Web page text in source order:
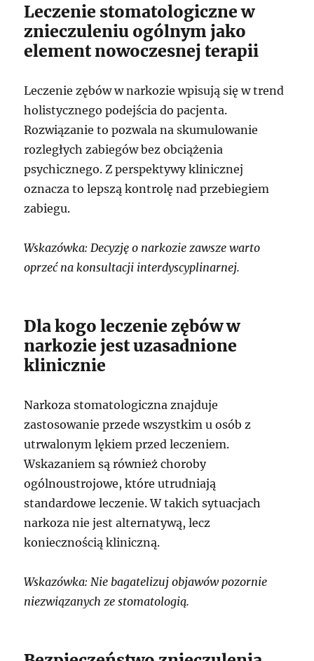
Leczenie stomatologiczne w
znieczuleniu ogólnym jako
element nowoczesnej terapii
Leczenie zębów w narkozie wpisują się w trend
holistycznego podejścia do pacjenta.
Rozwiązanie to pozwala na skumulowanie
rozległych zabiegów bez obciążenia
psychicznego. Z perspektywy klinicznej
oznacza to lepszą kontrolę nad przebiegiem
zabiegu.
Wskazówka: Decyzję o narkozie zawsze warto
oprzeć na konsultacji interdyscyplinarnej.
Dla kogo leczenie zębów w
narkozie jest uzasadnione
klinicznie
Narkoza stomatologiczna znajduje
zastosowanie przede wszystkim u osób z
utrwalonym lękiem przed leczeniem.
Wskazaniem są również choroby
ogólnoustrojowe, które utrudniają
standardowe leczenie. W takich sytuacjach
narkoza nie jest alternatywą, lecz
koniecznością kliniczną.
Wskazówka: Nie bagatelizuj objawów pozornie
niezwiązanych ze stomatologią.